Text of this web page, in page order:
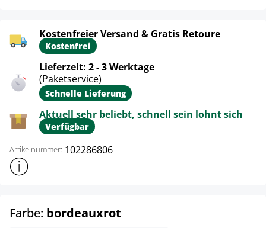
Kostenfreier Versand & Gratis Retoure
Kostenfrei
Lieferzeit: 2 - 3 Werktage
(Paketservice)
Schnelle Lieferung
Aktuell sehr beliebt, schnell sein lohnt sich
Verfügbar
Artikelnummer: 102286806
Weitere Produktinformationen anzeigen
Farbe: bordeauxrot